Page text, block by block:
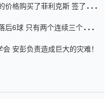
价格购买了菲利克斯 签了7年
6球 只有两个连续三个连续
安彭负责造成巨大的灾难！